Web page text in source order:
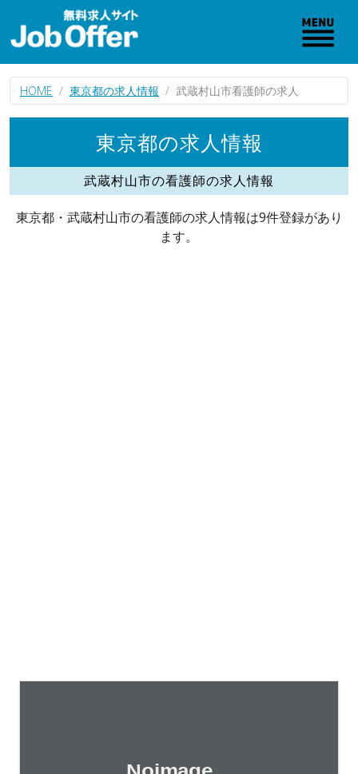
HOME 東京都の求人情報 武蔵村山市看護師の求人
東京都の求人情報
武蔵村山市の看護師の求人情報
東京都・武蔵村山市の看護師の求人情報は9件登録があり
ます。